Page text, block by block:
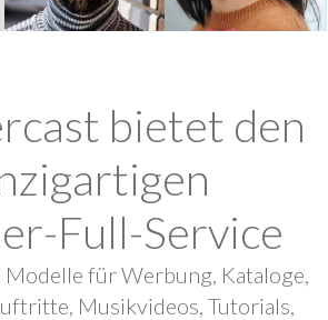
bietet den
Full-Service
für Werbung, Kataloge,
Musikvideos, Tutorials,